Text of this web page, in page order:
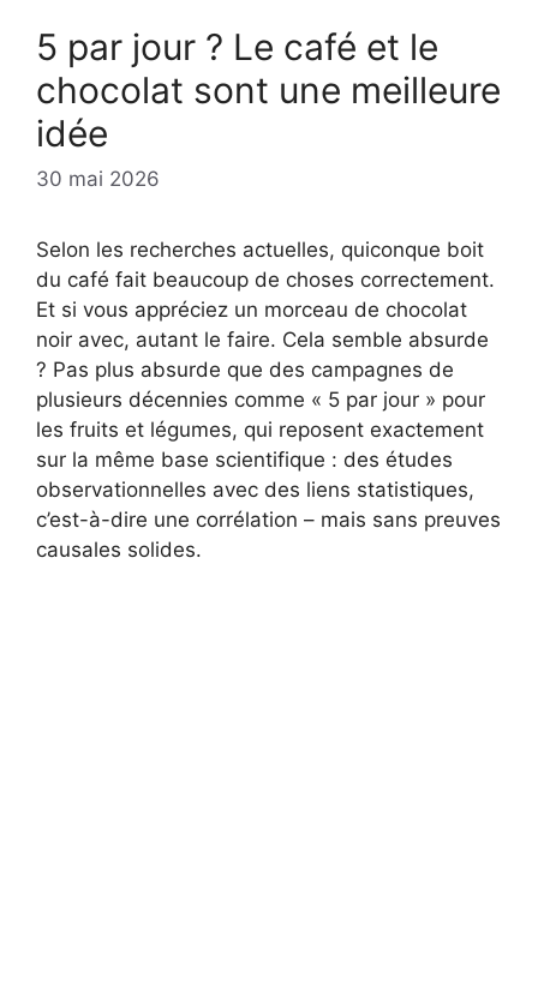
5 par jour ? Le café et le
chocolat sont une meilleure
idée
30 mai 2026
Selon les recherches actuelles, quiconque boit
du café fait beaucoup de choses correctement.
Et si vous appréciez un morceau de chocolat
noir avec, autant le faire. Cela semble absurde
? Pas plus absurde que des campagnes de
plusieurs décennies comme « 5 par jour » pour
les fruits et légumes, qui reposent exactement
sur la même base scientifique : des études
observationnelles avec des liens statistiques,
c’est-à-dire une corrélation – mais sans preuves
causales solides.